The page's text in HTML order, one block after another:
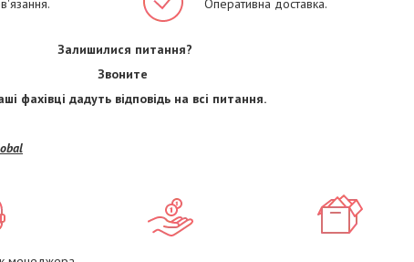
Оперативна доставка.
Залишилися питання?
Звоните
фахівці дадуть відповідь на всі питання.